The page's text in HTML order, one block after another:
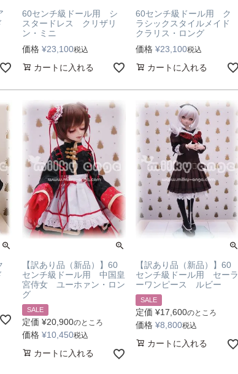
60センチ級ドール用 シ
スタードレス クリザリ
ン・ミニ
価格 ¥23,100税込
カートに入れる
60センチ級ドール用 ク
ラシックスタイルメイド
クラリス・ロング
価格 ¥23,100税込
カートに入れる
【訳あり品（新品）】60
センチ級ドール用 中国皇
宮侍女 ユーホァン・ロン
グ
SALE
定価 ¥20,900のところ
価格 ¥10,450税込
カートに入れる
【訳あり品（新品）】60
センチ級ドール用 セーラ
ーワンピース ルビー
SALE
定価 ¥17,600のところ
価格 ¥8,800税込
カートに入れる